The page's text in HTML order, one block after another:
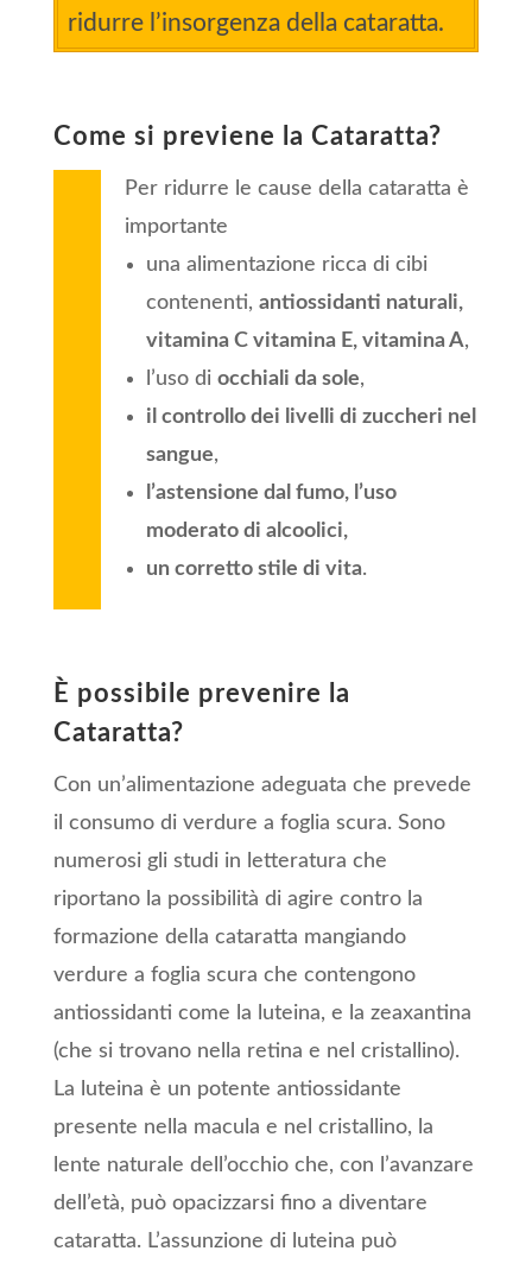
ridurre l’insorgenza della cataratta.
Come si previene la Cataratta?
Per ridurre le cause della cataratta è
importante
una alimentazione ricca di cibi
contenenti, antiossidanti naturali,
vitamina C vitamina E, vitamina A,
l’uso di occhiali da sole,
il controllo dei livelli di zuccheri nel
sangue,
l’astensione dal fumo, l’uso
moderato di alcoolici,
un corretto stile di vita.
È possibile prevenire la
Cataratta?
Con un’alimentazione adeguata che prevede
il consumo di verdure a foglia scura. Sono
numerosi gli studi in letteratura che
riportano la possibilità di agire contro la
formazione della cataratta mangiando
verdure a foglia scura che contengono
antiossidanti come la luteina, e la zeaxantina
(che si trovano nella retina e nel cristallino).
La luteina è un potente antiossidante
presente nella macula e nel cristallino, la
lente naturale dell’occhio che, con l’avanzare
dell’età, può opacizzarsi fino a diventare
cataratta. L’assunzione di luteina può